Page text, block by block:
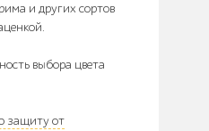
и других сортов
выбора цвета
защиту от